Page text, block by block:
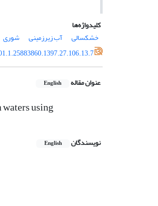
کلیدواژه‌ها
خشکسالی
آب زیرزمینی شوری
عنوان مقاله English
using
نویسندگان English